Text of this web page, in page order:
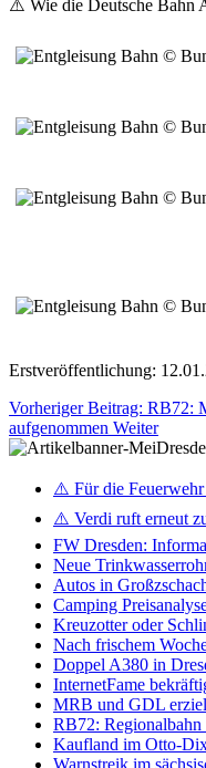
⚠️ Wie die Deutsche Bahn
Erstveröffentlichung:
Vorheriger Beitrag: RB72:
aufgenommen Weiter
⚠️ Für die Feuerwehr
⚠️ Verdi ruft erneut
FW Dresden:
Neue
Autos in
Camping
Kreuzotter oder
Nach frischem
Doppel A380 in
InternetFame
MRB und GDL
RB72: Regionalbahn
Kaufland im Otto-
Warnstreik im